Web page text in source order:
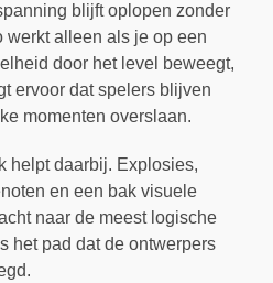
blijft oplopen zonder
werkt alleen als je op een
door het level beweegt,
ervoor dat spelers blijven
momenten overslaan.
helpt daarbij. Explosies,
en een bak visuele
naar de meest logische
het pad dat de ontwerpers